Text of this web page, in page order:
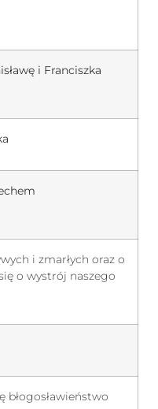
i Franciszka
i zmarłych oraz o
o wystrój naszego
błogosławieństwo